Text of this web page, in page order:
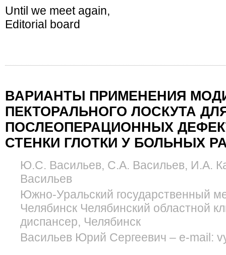
Until we meet again,
Editorial board
ВАРИАНТЫ ПРИМЕНЕНИЯ
ПЕКТОРАЛЬНОГО ЛОСКУТА
ПОСЛЕОПЕРАЦИОННЫХ
СТЕНКИ ГЛОТКИ У БОЛЬНЫХ
Ю.С. Васильев, С.А. Васильев, И.А.
Васильев
Южно-Уральский государственный
Челябинск Челябинский областной
диспансер, Челябинск
Васильев Юрий Сергеевич – e-mail: